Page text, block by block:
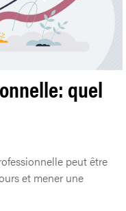
quel
peut être
et mener une